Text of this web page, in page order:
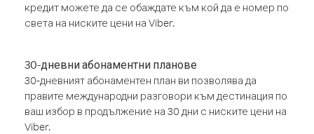
кредит можете да се обаждате към кой да е номер по
света на ниските цени на Viber.
30-дневни абонаментни планове
30-дневният абонаментен план ви позволява да
правите международни разговори към дестинация по
ваш избор в продължение на 30 дни с ниските цени на
Viber.